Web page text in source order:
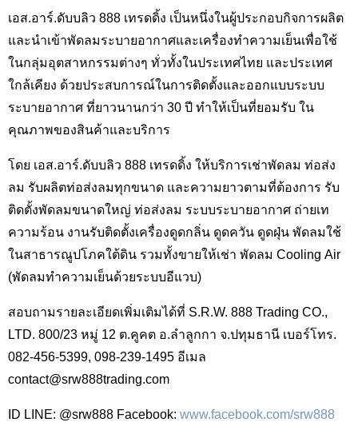
เอส.อาร์.ดับบลิว 888 เทรดดิ้ง เป็นหนึ่งในผู้ประกอบกิจการผลิต
และนำเข้าพัดลมระบายอากาศและเครื่องทำความเย็นเพื่อใช้
ในกลุ่มอุตสาหกรรมต่างๆ ทั่วทั้งในประเทศไทย และประเทศ
ใกล้เคียง ด้วยประสบการณ์ในการติดตั้งและออกแบบระบบ
ระบายอากาศ ที่ยาวนานกว่า 30 ปี ทำให้เป็นที่ยอมรับ ใน
คุณภาพของสินค้าและบริการ
โดย เอส.อาร์.ดับบลิว 888 เทรดดิ้ง ให้บริการเช่าพัดลม ท่อส่ง
ลม รับผลิตท่อส่งลมทุกขนาด และความยาวตามที่ต้องการ รับ
ติดตั้งพัดลมขนาดใหญ่ ท่อส่งลม ระบบระบายอากาศ ถ่ายเท
ความร้อน งานรับติดตั้งเครื่องดูดกลิ่น ดูดควัน ดูดฝุ่น พัดลมใช้
ในสาธารณูปโภคใต้ดิน รวมทั้งขายให้เช่า พัดลม Cooling Air
(พัดลมทำความเย็นด้วยระบบอีแวบ)
สอบถามรายละเอียดเพิ่มเติมได้ที่ S.R.W. 888 Trading CO.,
LTD. 800/23 หมู่ 12 ต.คูคต อ.ลำลูกกา จ.ปทุมธานี เบอร์โทร.
082-456-5399, 098-239-1495 อีเมล
contact@srw888trading.com
ID LINE: @srw888 Facebook: www.facebook.com/srw888